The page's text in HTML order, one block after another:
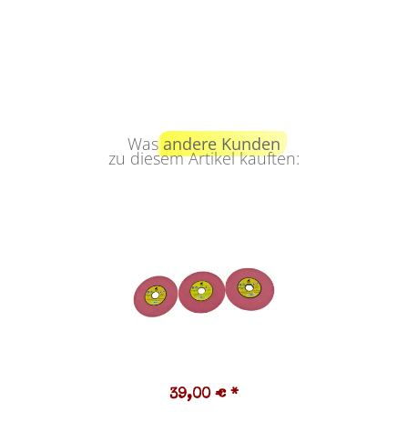
Wasandere Kunden
zu diesem Artikel kauften:
39,00 € *